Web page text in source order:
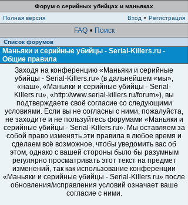
Форум о серийных убийцах и маньяках
Полная версия
Вход • Регистрация
FAQ • Поиск
Список форумов
Маньяки и серийные убийцы - Serial-Killers.ru -
Общие правила
Заходя на конференцию «Маньяки и серийные
убийцы - Serial-Killers.ru» (в дальнейшем «мы»,
«наш», «Маньяки и серийные убийцы - Serial-
Killers.ru», «http://www.serial-killers.ru/forum»), вы
подтверждаете своё согласие со следующими
условиями. Если вы не согласны с ними, пожалуйста,
не заходите и не пользуйтесь форумами «Маньяки и
серийные убийцы - Serial-Killers.ru». Мы оставляем за
собой право изменять эти правила в любое время и
сделаем всё возможное, чтобы уведомить вас об
этом, однако с вашей стороны было бы разумным
регулярно просматривать этот текст на предмет
изменений, так как использование конференции
«Маньяки и серийные убийцы - Serial-Killers.ru» после
обновления/исправления условий означает ваше
согласие с ними.